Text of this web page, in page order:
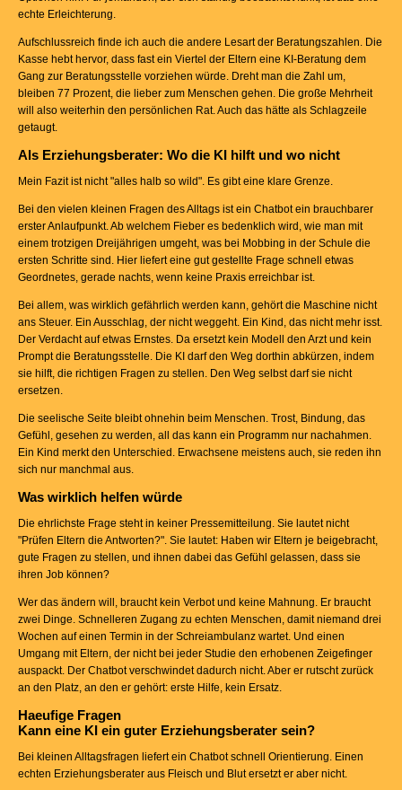
echte Erleichterung.
Aufschlussreich finde ich auch die andere Lesart der Beratungszahlen. Die
Kasse hebt hervor, dass fast ein Viertel der Eltern eine KI-Beratung dem
Gang zur Beratungsstelle vorziehen würde. Dreht man die Zahl um,
bleiben 77 Prozent, die lieber zum Menschen gehen. Die große Mehrheit
will also weiterhin den persönlichen Rat. Auch das hätte als Schlagzeile
getaugt.
Als Erziehungsberater: Wo die KI hilft und wo nicht
Mein Fazit ist nicht "alles halb so wild". Es gibt eine klare Grenze.
Bei den vielen kleinen Fragen des Alltags ist ein Chatbot ein brauchbarer
erster Anlaufpunkt. Ab welchem Fieber es bedenklich wird, wie man mit
einem trotzigen Dreijährigen umgeht, was bei Mobbing in der Schule die
ersten Schritte sind. Hier liefert eine gut gestellte Frage schnell etwas
Geordnetes, gerade nachts, wenn keine Praxis erreichbar ist.
Bei allem, was wirklich gefährlich werden kann, gehört die Maschine nicht
ans Steuer. Ein Ausschlag, der nicht weggeht. Ein Kind, das nicht mehr isst.
Der Verdacht auf etwas Ernstes. Da ersetzt kein Modell den Arzt und kein
Prompt die Beratungsstelle. Die KI darf den Weg dorthin abkürzen, indem
sie hilft, die richtigen Fragen zu stellen. Den Weg selbst darf sie nicht
ersetzen.
Die seelische Seite bleibt ohnehin beim Menschen. Trost, Bindung, das
Gefühl, gesehen zu werden, all das kann ein Programm nur nachahmen.
Ein Kind merkt den Unterschied. Erwachsene meistens auch, sie reden ihn
sich nur manchmal aus.
Was wirklich helfen würde
Die ehrlichste Frage steht in keiner Pressemitteilung. Sie lautet nicht
"Prüfen Eltern die Antworten?". Sie lautet: Haben wir Eltern je beigebracht,
gute Fragen zu stellen, und ihnen dabei das Gefühl gelassen, dass sie
ihren Job können?
Wer das ändern will, braucht kein Verbot und keine Mahnung. Er braucht
zwei Dinge. Schnelleren Zugang zu echten Menschen, damit niemand drei
Wochen auf einen Termin in der Schreiambulanz wartet. Und einen
Umgang mit Eltern, der nicht bei jeder Studie den erhobenen Zeigefinger
auspackt. Der Chatbot verschwindet dadurch nicht. Aber er rutscht zurück
an den Platz, an den er gehört: erste Hilfe, kein Ersatz.
Haeufige Fragen
Kann eine KI ein guter Erziehungsberater sein?
Bei kleinen Alltagsfragen liefert ein Chatbot schnell Orientierung. Einen
echten Erziehungsberater aus Fleisch und Blut ersetzt er aber nicht.